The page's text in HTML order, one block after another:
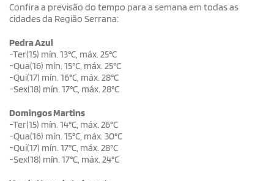
Confira a previsão do tempo para a semana em todas as
cidades da Região Serrana:
Pedra Azul
-Ter(15) mín. 13°C, máx. 25°C
-Qua(16) mín. 15°C, máx. 25°C
-Qui(17) mín. 16°C, máx. 28°C
-Sex(18) mín. 17°C, máx. 28°C
Domingos Martins
-Ter(15) mín. 14°C, máx. 26°C
-Qua(16) mín. 15°C, máx. 30°C
-Qui(17) mín. 17°C, máx. 28°C
-Sex(18) mín. 17°C, máx. 24°C